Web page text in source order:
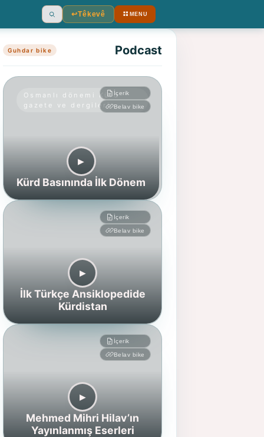
Ara ↩︎Têkevê MENU
Guhdar bike Podcast
Osmanlı dönemi Kürd
gazete ve dergileri
İçerik
Belav bike
▶︎
Kürd Basınında İlk Dönem
İçerik
Belav bike
▶︎
İlk Türkçe Ansiklopedide
Kürdistan
İçerik
Belav bike
▶︎
Mehmed Mihri Hilav’ın
Yayınlanmış Eserleri